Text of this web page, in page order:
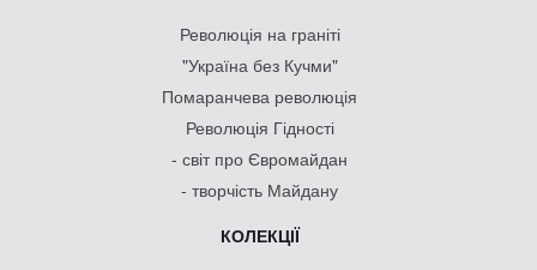
Революція на граніті
"Україна без Кучми"
Помаранчева революція
Революція Гідності
- світ про Євромайдан
- творчість Майдану
КОЛЕКЦІЇ